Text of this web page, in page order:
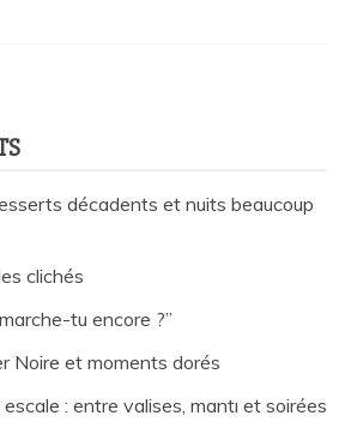
décadents et nuits beaucoup
clichés
tu encore ?”
Noire et moments dorés
: entre valises, mantı et soirées